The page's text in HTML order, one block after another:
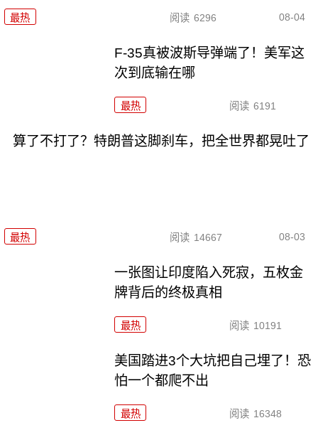
最热 阅读 6296 08-04
F-35真被波斯导弹端了！美军这
次到底输在哪
最热 阅读 6191
算了不打了？特朗普这脚刹车，把全世界都晃吐了
最热 阅读 14667 08-03
一张图让印度陷入死寂，五枚金
牌背后的终极真相
最热 阅读 10191
美国踏进3个大坑把自己埋了！恐
怕一个都爬不出
最热 阅读 16348